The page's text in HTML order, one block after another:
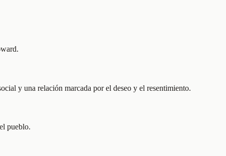
y una relación marcada por el deseo y el resentimiento.
pueblo.